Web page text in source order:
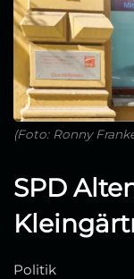
(Foto: Ronny
SPD
Politik